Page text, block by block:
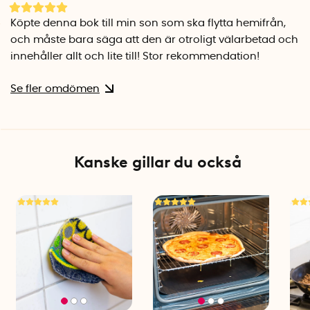
Hur tvättar man? Och hur byter man ut en säkring? Boken
ger dig grundläggande kunskap om städning, tvätt, enkla
reparationer och andra vardagsuppgifter som hjälper dig att
ta hand om ditt hem på bästa sätt.
Om du studerar vid sidan av ditt nya självständiga liv är god
Kapitel 5: Sociala och emotionella aspekter
det kan också vara en känslomässig omställning. I boken får
du råd om hur du hanterar ensamhet, bygger nya relationer
och skapar en bra balans mellan självständighet och
kontakten med familj och vänner.
För unga av unga
Egen & stark är framtagen av UF-företaget Egen och Stark
Köpte denna bok till min son som ska flytta hemifrån,
och måste bara säga att den är otroligt välarbetad och
innehåller allt och lite till! Stor rekommendation!
Se fler omdömen
Kanske gillar du också